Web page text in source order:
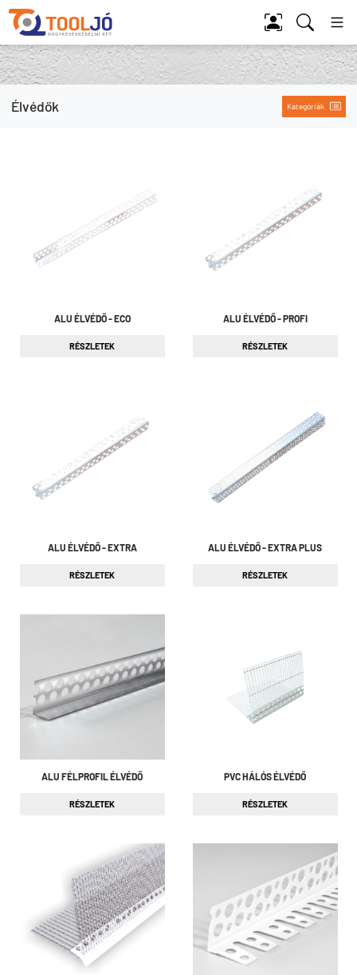
Tool Jó
Élvédők Kategóriák
ALU ÉLVÉDŐ - ECO
RÉSZLETEK
ALU ÉLVÉDŐ - PROFI
RÉSZLETEK
ALU ÉLVÉDŐ - EXTRA
RÉSZLETEK
ALU ÉLVÉDŐ - EXTRA PLUS
RÉSZLETEK
ALU FÉLPROFIL ÉLVÉDŐ
RÉSZLETEK
PVC HÁLÓS ÉLVÉDŐ
RÉSZLETEK